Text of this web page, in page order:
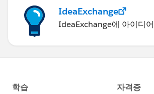
IdeaExchange
IdeaExchange에 아이디